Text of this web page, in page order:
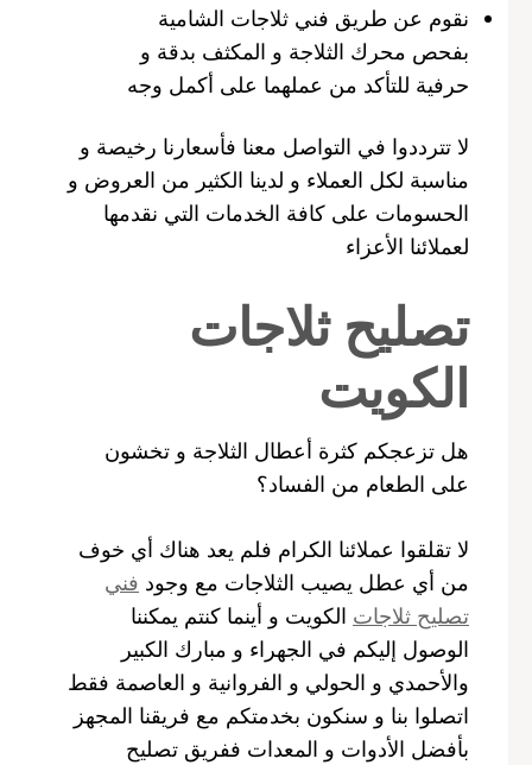
نقوم عن طريق فني ثلاجات الشامية
بفحص محرك الثلاجة و المكثف بدقة و
حرفية للتأكد من عملهما على أكمل وجه
لا تترددوا في التواصل معنا فأسعارنا رخيصة و
مناسبة لكل العملاء و لدينا الكثير من العروض و
الحسومات على كافة الخدمات التي نقدمها
لعملائنا الأعزاء
تصليح ثلاجات
الكويت
هل تزعجكم كثرة أعطال الثلاجة و تخشون
على الطعام من الفساد؟
لا تقلقوا عملائنا الكرام فلم يعد هناك أي خوف
من أي عطل يصيب الثلاجات مع وجود فني
تصليح ثلاجات الكويت و أينما كنتم يمكننا
الوصول إليكم في الجهراء و مبارك الكبير
والأحمدي و الحولي و الفروانية و العاصمة فقط
اتصلوا بنا و سنكون بخدمتكم مع فريقنا المجهز
بأفضل الأدوات و المعدات ففريق تصليح